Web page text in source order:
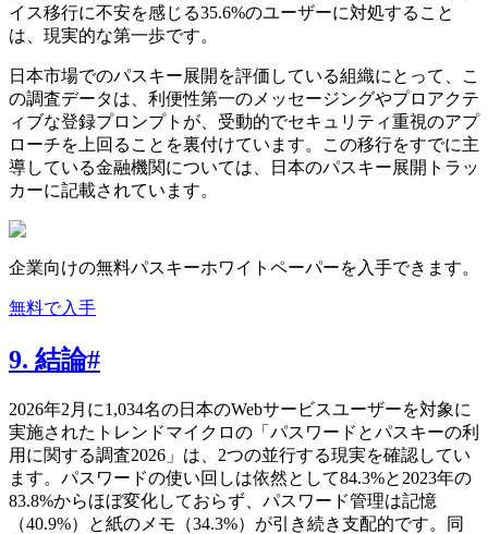
イス移行に不安を感じる35.6%のユーザーに対処すること
は、現実的な第一歩です。
日本市場でのパスキー展開を評価している組織にとって、こ
の調査データは、利便性第一のメッセージングやプロアクテ
ィブな登録プロンプトが、受動的でセキュリティ重視のアプ
ローチを上回ることを裏付けています。この移行をすでに主
導している金融機関については、日本のパスキー展開トラッ
カーに記載されています。
企業向けの無料パスキーホワイトペーパーを入手できます。
無料で入手
9. 結論#
2026年2月に1,034名の日本のWebサービスユーザーを対象に
実施されたトレンドマイクロの「パスワードとパスキーの利
用に関する調査2026」は、2つの並行する現実を確認してい
ます。パスワードの使い回しは依然として84.3%と2023年の
83.8%からほぼ変化しておらず、パスワード管理は記憶
（40.9%）と紙のメモ（34.3%）が引き続き支配的です。同